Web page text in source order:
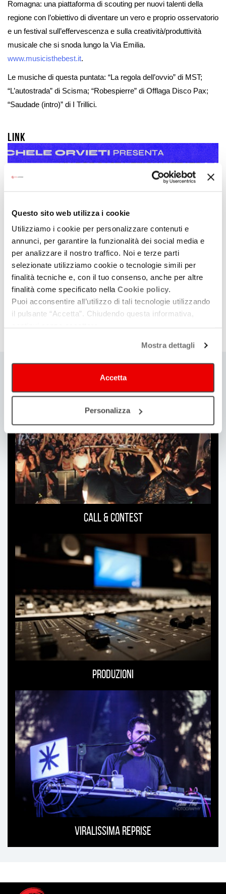
Questo sito web utilizza i cookie
Utilizziamo i cookie per personalizzare contenuti e
annunci, per garantire la funzionalità dei social media e
per analizzare il nostro traffico. Noi e terze parti
selezionate utilizziamo cookie o tecnologie simili per
finalità tecniche e, con il tuo consenso, anche per altre
finalità come specificato nella Cookie policy.
Puoi acconsentire all’utilizzo di tali tecnologie utilizzando
il pulsante “Accetta”. Chiudendo questa informativa,
Mostra dettagli
Accetta
Personalizza
Romagna: una piattaforma di scouting per nuovi talenti della
regione con l’obiettivo di diventare un vero e proprio osservatorio
e un festival sull’effervescenza e sulla creatività/produttività
musicale che si snoda lungo la Via Emilia.
www.musicisthebest.it.
Le musiche di questa puntata: “La regola dell’ovvio” di MST;
“L’autostrada” di Scisma; “Robespierre” di Offlaga Disco Pax;
“Saudade (intro)” di I Trillici.
Link
Da RadioEmiliaRomagna
può
Call & Contest
Produzioni
Viralissima Reprise